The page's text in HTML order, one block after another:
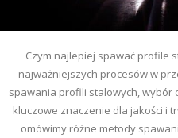
Czym najlepiej spawać profile
najważniejszych procesów w
spawania profili stalowych,
kluczowe znaczenie dla jakości i
omówimy różne metody